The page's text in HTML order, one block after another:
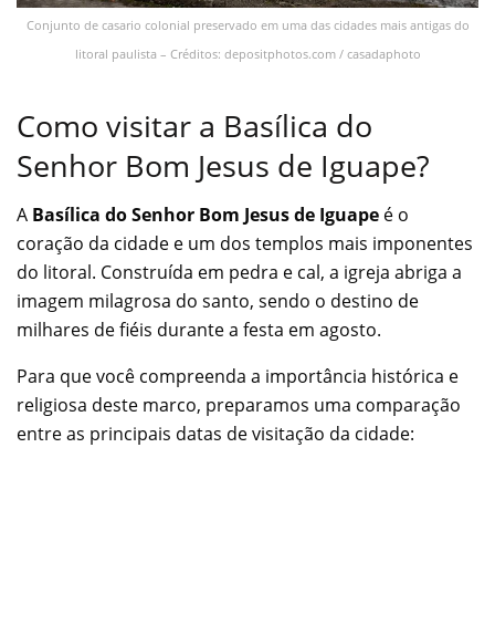
Conjunto de casario colonial preservado em uma das cidades mais antigas do
litoral paulista – Créditos: depositphotos.com / casadaphoto
Como visitar a Basílica do
Senhor Bom Jesus de Iguape?
A Basílica do Senhor Bom Jesus de Iguape é o
coração da cidade e um dos templos mais imponentes
do litoral. Construída em pedra e cal, a igreja abriga a
imagem milagrosa do santo, sendo o destino de
milhares de fiéis durante a festa em agosto.
Para que você compreenda a importância histórica e
religiosa deste marco, preparamos uma comparação
entre as principais datas de visitação da cidade: